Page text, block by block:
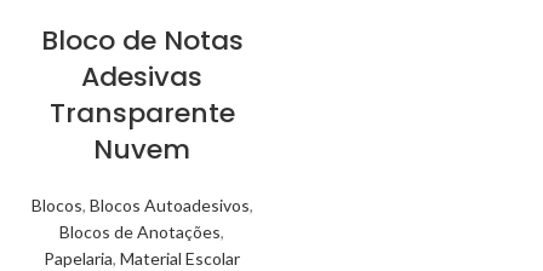
Bloco de Notas
Adesivas
Transparente
Nuvem
Blocos, Blocos Autoadesivos,
Blocos de Anotações,
Papelaria, Material Escolar